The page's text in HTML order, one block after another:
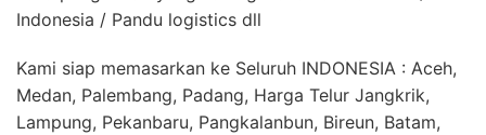
Indonesia / Pandu logistics dll
Kami siap memasarkan ke Seluruh INDONESIA : Aceh,
Medan, Palembang, Padang, Harga Telur Jangkrik,
Lampung, Pekanbaru, Pangkalanbun, Bireun, Batam,